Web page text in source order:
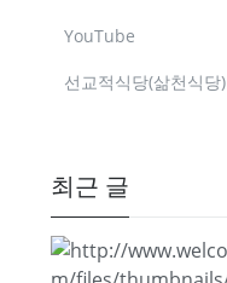
YouTube
선교적식당(삶천식당)
최근 글